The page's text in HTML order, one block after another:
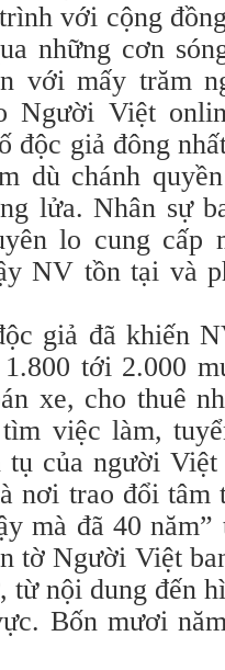
với cộng
những cơn
với mấy trăm
Người Việt
độc giả đông
dù chánh
lửa. Nhân sự
lo cung cấp
NV tồn tại và
giả đã khiến
tới 2.000
xe, cho thuê
việc làm,
của người
nơi trao đổi tâm
mà đã 40
tờ Người Việt
nội dung đến
Bốn mươi